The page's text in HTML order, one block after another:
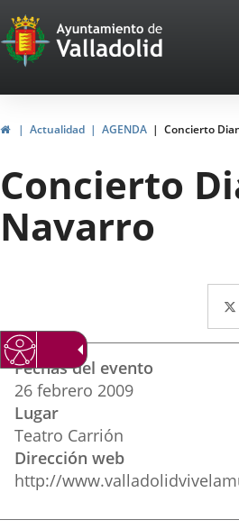
Portal
Web
del
Ayuntamiento
de
Valladolid
InicioActualidad AGENDA Concierto
Concierto
Navarro
Datos
del
evento
Fechas del evento
26 febrero 2009
Lugar
Teatro Carrión
Dirección web
http://